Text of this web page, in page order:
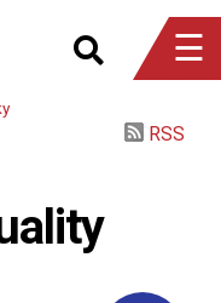
☰
RSS